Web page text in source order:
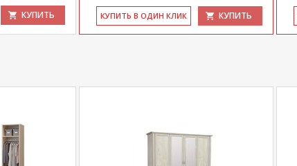
КУПИТЬ КУ­ПИТЬ В ОДИН КЛИК КУПИТЬ